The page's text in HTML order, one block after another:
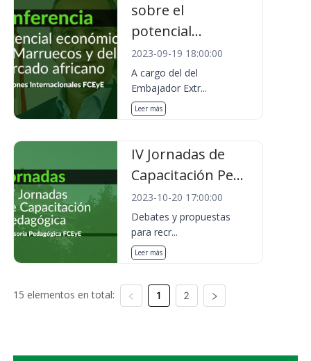
sobre el
potencial...
2023-09-19 18:00:00
A cargo del del
Embajador Extr...
Leer más
IV Jornadas de
Capacitación Pe...
2023-10-20 17:00:00
Debates y propuestas
para recr...
Leer más
15 elementos en total: 1 2